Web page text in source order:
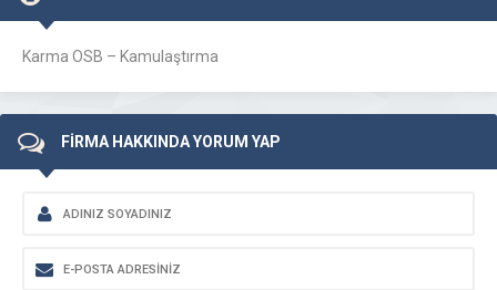
Karma OSB – Kamulaştırma
FİRMA HAKKINDA YORUM YAP